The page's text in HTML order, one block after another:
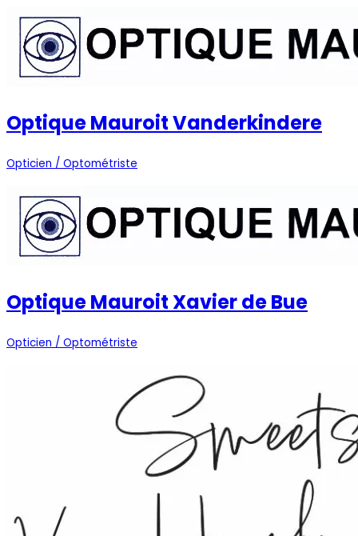
Optique Mauroit Vanderkindere
Opticien / Optométriste
Optique Mauroit Xavier de Bue
Opticien / Optométriste